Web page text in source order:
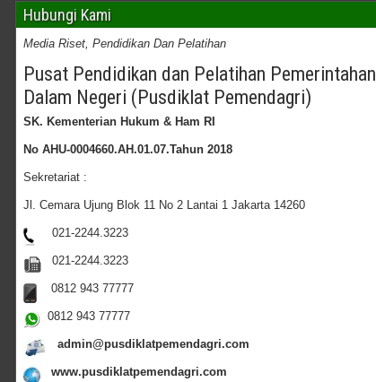
Hubungi Kami
Media Riset, Pendidikan Dan Pelatihan
Pusat Pendidikan dan Pelatihan Pemerintahan
Dalam Negeri (Pusdiklat Pemendagri)
SK. Kementerian Hukum & Ham RI
No AHU-0004660.AH.01.07.Tahun 2018
Sekretariat :
Jl. Cemara Ujung Blok 11 No 2 Lantai 1 Jakarta 14260
021-2244.3223
021-2244.3223
0812 943 77777
0812 943 77777
admin@pusdiklatpemendagri.com
www.pusdiklatpemendagri.com